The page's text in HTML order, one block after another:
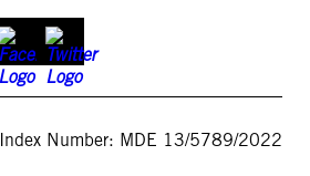
Index Number: MDE 13/5789/2022